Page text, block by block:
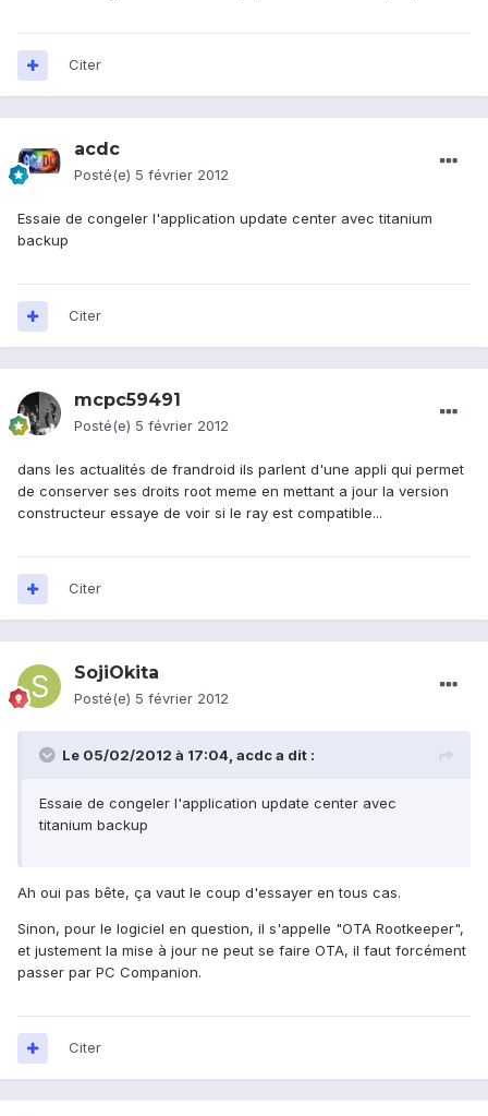
Citer
acdc
Posté(e) 5 février 2012
Essaie de congeler l'application update center avec titanium
backup
Citer
mcpc59491
Posté(e) 5 février 2012
dans les actualités de frandroid ils parlent d'une appli qui permet
de conserver ses droits root meme en mettant a jour la version
constructeur essaye de voir si le ray est compatible...
Citer
SojiOkita
Posté(e) 5 février 2012
Le 05/02/2012 à 17:04, acdc a dit :
Essaie de congeler l'application update center avec
titanium backup
Ah oui pas bête, ça vaut le coup d'essayer en tous cas.
Sinon, pour le logiciel en question, il s'appelle "OTA Rootkeeper",
et justement la mise à jour ne peut se faire OTA, il faut forcément
passer par PC Companion.
Citer